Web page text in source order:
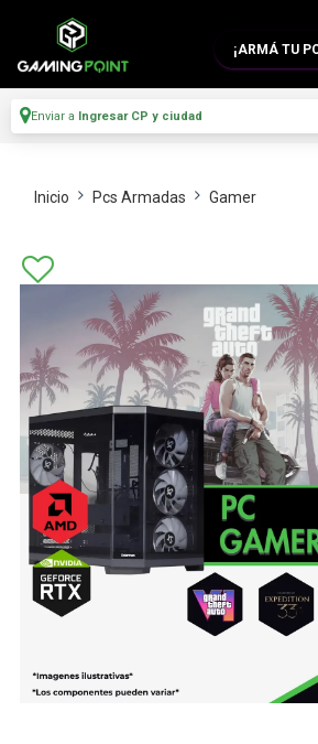
¡ARMÁ TU
Enviar a Ingresar CP y ciudad
Inicio Pcs Armadas Gamer